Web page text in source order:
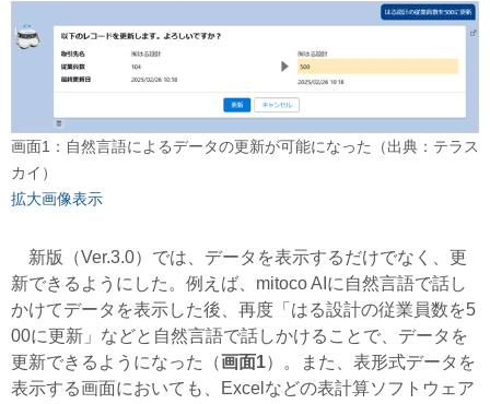
画面1：自然言語によるデータの更新が可能になった（出典：テラス
カイ）
拡大画像表示
新版（Ver.3.0）では、データを表示するだけでなく、更
新できるようにした。例えば、mitoco AIに自然言語で話し
かけてデータを表示した後、再度「はる設計の従業員数を5
00に更新」などと自然言語で話しかけることで、データを
更新できるようになった（画面1）。また、表形式データを
表示する画面においても、Excelなどの表計算ソフトウェア